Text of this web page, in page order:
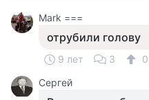
Mark ===
отрубили голову
9 лет 3
0
Сергей